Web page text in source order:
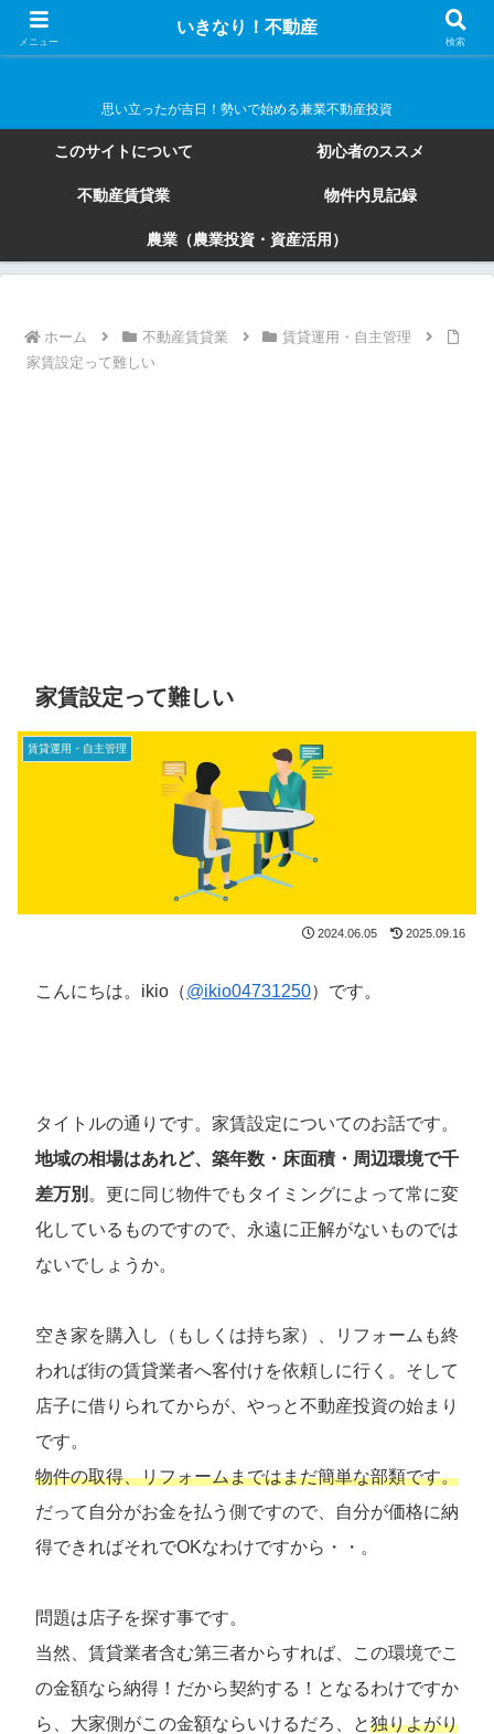
いきなり！不動産
思い立ったが吉日！勢いで始める兼業不動産投資
このサイトについて 初心者のススメ
不動産賃貸業 物件内見記録
農業（農業投資・資産活用）
ホーム 不動産賃貸業
賃貸運用・自主管理
家賃設定って難しい
家賃設定って難しい
賃貸運用・自主管理
2024.06.05 2025.09.16
こんにちは。ikio（@ikio04731250）です。
タイトルの通りです。家賃設定についてのお話です。
地域の相場はあれど、築年数・床面積・周辺環境で千
差万別 。更に同じ物件でもタイミングによって常に変
化しているものですので、永遠に正解がないものでは
ないでしょうか。
空き家を購入し（もしくは持ち家）、リフォームも終
われば街の賃貸業者へ客付けを依頼しに行く。そして
店子に借りられてからが、やっと不動産投資の始まり
です。
物件の取得、リフォームまではまだ簡単な部類です。
だって自分がお金を払う側ですので、自分が価格に納
得できればそれでOKなわけですから・・。
問題は店子を探す事です。
当然、賃貸業者含む第三者からすれば、この環境でこ
の金額なら納得！だから契約する！となるわけですか
ら、大家側がこの金額ならいけるだろ、と独りよがり
メニュー
いきなり！不動産
検索